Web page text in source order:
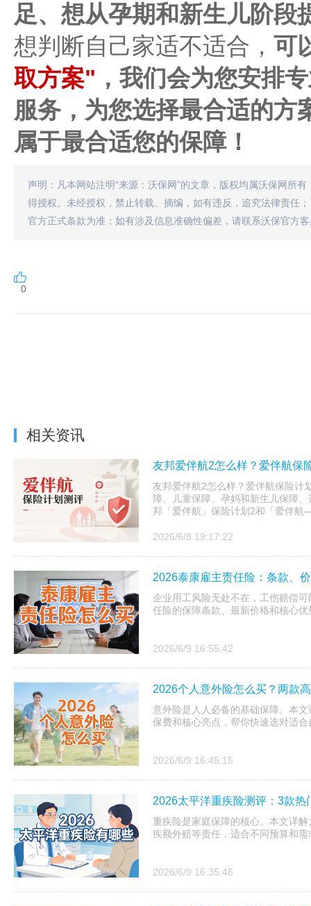
足、想从孕期和新生儿阶段
想判断自己家适不适合， 可
取方案" ，我们会为您安排
服务，为您选择最合适的方
属于最合适您的保障！
声明：凡本网站注明“来源：沃保网”的文章，版权均属沃保网所
得授权。未经授权，禁止转载、摘编，如有违反，追究法律责任
官方正式条款为准；如有涉及信息准确性偏差，请联系沃保官方
0
相关资讯
友邦爱伴航2怎么样？爱伴航保
友邦爱伴航2怎么样？爱伴航保险计
障、儿童保障、孕妈和新生儿保障
邦「爱伴航」保险计划2和「爱伴航
2026/6/8 19:17:22
2026泰康雇主责任险：条款、
企业用工风险无处不在，工伤赔偿
任险的保障条款、最新价格和核心
2026/6/9 16:55:42
2026个人意外险怎么买？两款
意外险是人人必备的基础保障。本
保费和核心亮点，帮你快速选对适合
2026/6/9 16:45:15
2026太平洋重疾险测评：3款热
重疾险是家庭保障的核心。本文详
疾额外赔等责任，适合不同预算和需
2026/6/9 16:35:46